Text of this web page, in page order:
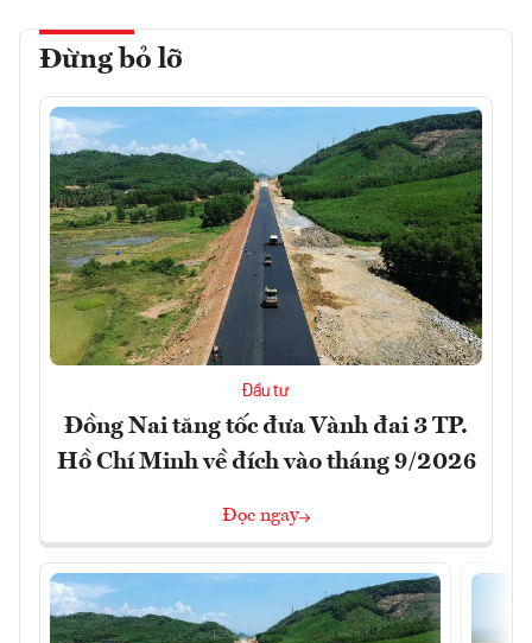
Đừng bỏ lỡ
Đầu tư
Đồng Nai tăng tốc đưa Vành đai 3 TP.
Hồ Chí Minh về đích vào tháng 9/2026
Đọc ngay